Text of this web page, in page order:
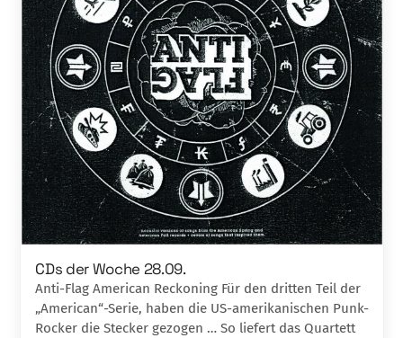
CDs der Woche 28.09.
Anti-Flag American Reckoning Für den dritten Teil der
„American“-Serie, haben die US-amerikanischen Punk-
Rocker die Stecker gezogen … So liefert das Quartett